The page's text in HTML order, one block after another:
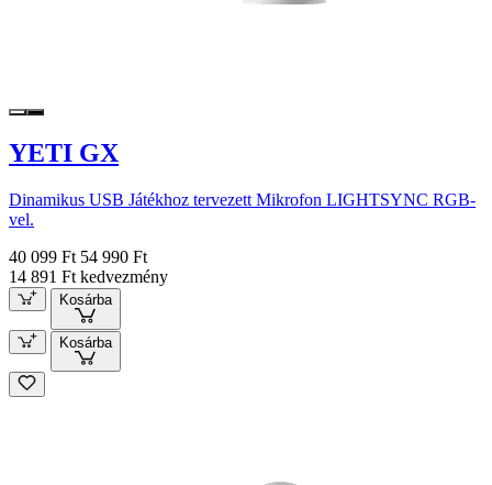
YETI GX
Dinamikus USB Játékhoz tervezett Mikrofon LIGHTSYNC RGB-
vel.
40 099 Ft 54 990 Ft
14 891 Ft kedvezmény
Kosárba
Kosárba